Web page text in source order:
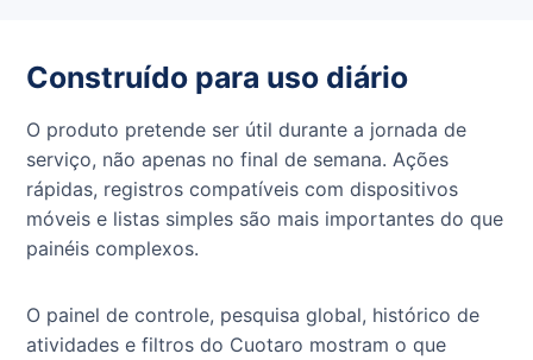
Construído para uso diário
O produto pretende ser útil durante a jornada de
serviço, não apenas no final de semana. Ações
rápidas, registros compatíveis com dispositivos
móveis e listas simples são mais importantes do que
painéis complexos.
O painel de controle, pesquisa global, histórico de
atividades e filtros do Cuotaro mostram o que